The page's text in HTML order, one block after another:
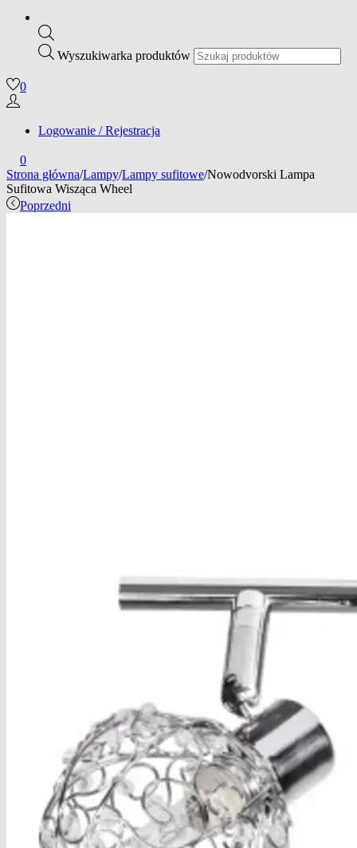
Wyszukiwarka produktów
0
Logowanie / Rejestracja
0
Strona główna/Lampy/Lampy sufitowe/Nowodvorski Lampa
Sufitowa Wisząca Wheel
Poprzedni